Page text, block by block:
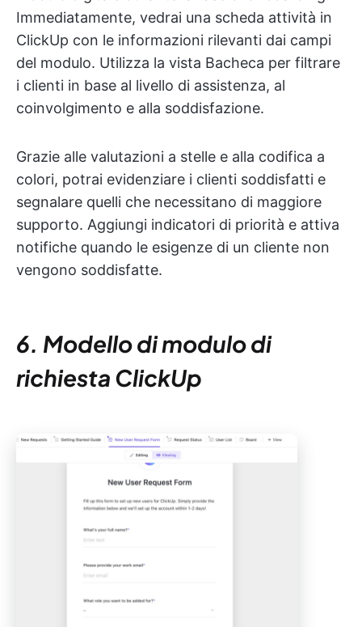
Immediatamente, vedrai una scheda attività in
ClickUp con le informazioni rilevanti dai campi
del modulo. Utilizza la vista Bacheca per filtrare
i clienti in base al livello di assistenza, al
coinvolgimento e alla soddisfazione.
Grazie alle valutazioni a stelle e alla codifica a
colori, potrai evidenziare i clienti soddisfatti e
segnalare quelli che necessitano di maggiore
supporto. Aggiungi indicatori di priorità e attiva
notifiche quando le esigenze di un cliente non
vengono soddisfatte.
6. Modello di modulo di
richiesta ClickUp